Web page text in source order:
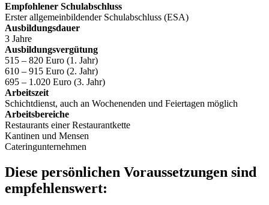
Empfohlener Schulabschluss
Erster allgemeinbildender Schulabschluss (ESA)
Ausbildungsdauer
3 Jahre
Ausbildungsvergütung
515 – 820 Euro (1. Jahr)
610 – 915 Euro (2. Jahr)
695 – 1.020 Euro (3. Jahr)
Arbeitszeit
Schichtdienst, auch an Wochenenden und Feiertagen möglich
Arbeitsbereiche
Restaurants einer Restaurantkette
Kantinen und Mensen
Cateringunternehmen
Diese persönlichen Voraussetzungen sind
empfehlenswert: